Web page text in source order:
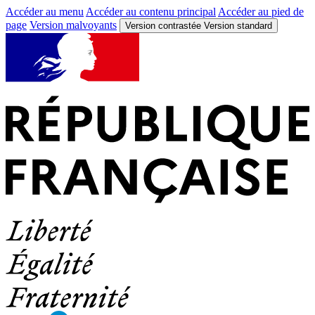
Accéder au menu Accéder au contenu principal Accéder au pied de
page Version malvoyants Version contrastée Version standard